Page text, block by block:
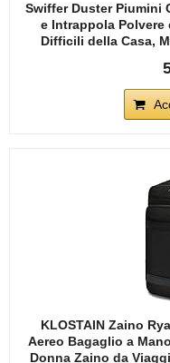
Swiffer Duster Piumini
e Intrappola Polvere
Difficili della Casa,
KLOSTAIN Zaino
Aereo Bagaglio a
Donna Zaino da